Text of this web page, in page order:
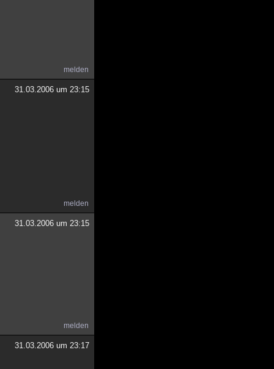
melden
31.03.2006 um 23:15
melden
31.03.2006 um 23:15
melden
31.03.2006 um 23:17